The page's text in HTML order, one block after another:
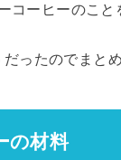
コーヒーのこと
ったのでまと
の材料